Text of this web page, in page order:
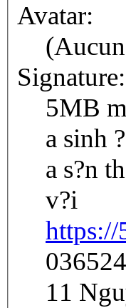
Avatar:
Signature:
5MB
a sinh
a s?n
v?i
11